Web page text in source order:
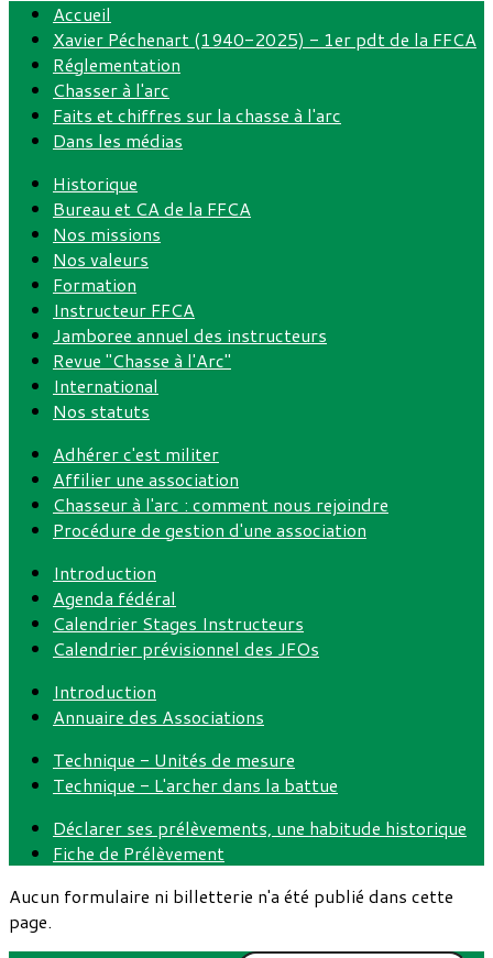
Accueil
Xavier Péchenart (1940-2025) - 1er pdt de la FFCA
Réglementation
Chasser à l'arc
Faits et chiffres sur la chasse à l'arc
Dans les médias
Historique
Bureau et CA de la FFCA
Nos missions
Nos valeurs
Formation
Instructeur FFCA
Jamboree annuel des instructeurs
Revue "Chasse à l'Arc"
International
Nos statuts
Adhérer c'est militer
Affilier une association
Chasseur à l'arc : comment nous rejoindre
Procédure de gestion d'une association
Introduction
Agenda fédéral
Calendrier Stages Instructeurs
Calendrier prévisionnel des JFOs
Introduction
Annuaire des Associations
Technique - Unités de mesure
Technique - L'archer dans la battue
Déclarer ses prélèvements, une habitude historique
Fiche de Prélèvement
Aucun formulaire ni billetterie n'a été publié dans cette
page.